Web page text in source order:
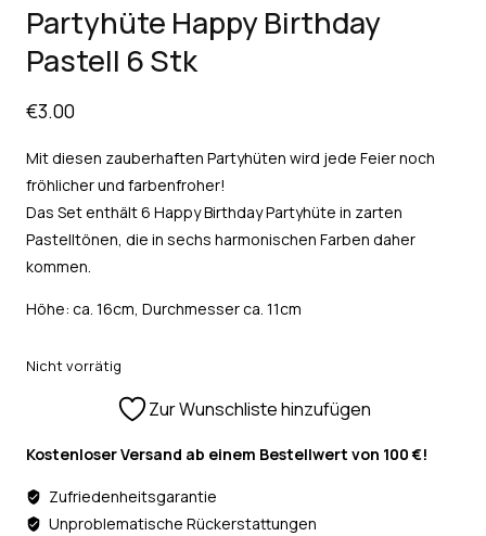
Partyhüte Happy Birthday
Pastell 6 Stk
€3.00
Mit diesen zauberhaften Partyhüten wird jede Feier noch
fröhlicher und farbenfroher!
Das Set enthält 6 Happy Birthday Partyhüte in zarten
Pastelltönen, die in sechs harmonischen Farben daher
kommen.
Höhe: ca. 16cm, Durchmesser ca. 11cm
Nicht vorrätig
Zur Wunschliste hinzufügen
Kostenloser Versand ab einem Bestellwert von 100 €!
Zufriedenheitsgarantie
Unproblematische Rückerstattungen